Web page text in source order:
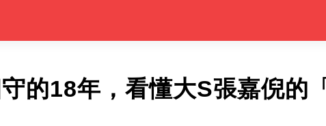
的18年，看懂大S張嘉倪的